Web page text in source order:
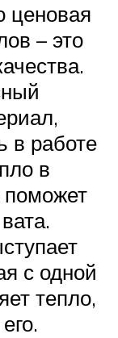
ценовая
– это
в работе
в
с одной
тепло,